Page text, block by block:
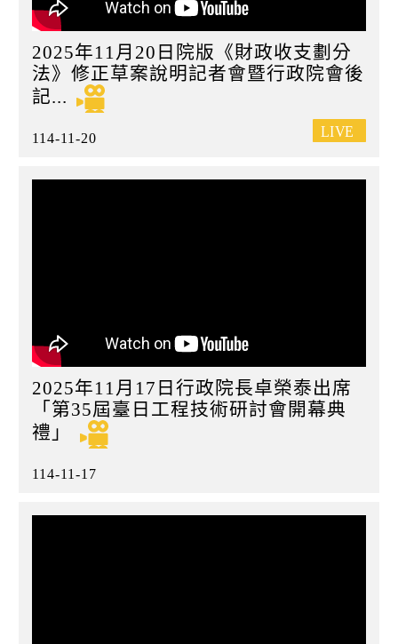
2025年11月20日院版《財政收支劃分
法》修正草案說明記者會暨行政院會後
記...
114-11-20
2025年11月17日行政院長卓榮泰出席
「第35屆臺日工程技術研討會開幕典
禮」
114-11-17